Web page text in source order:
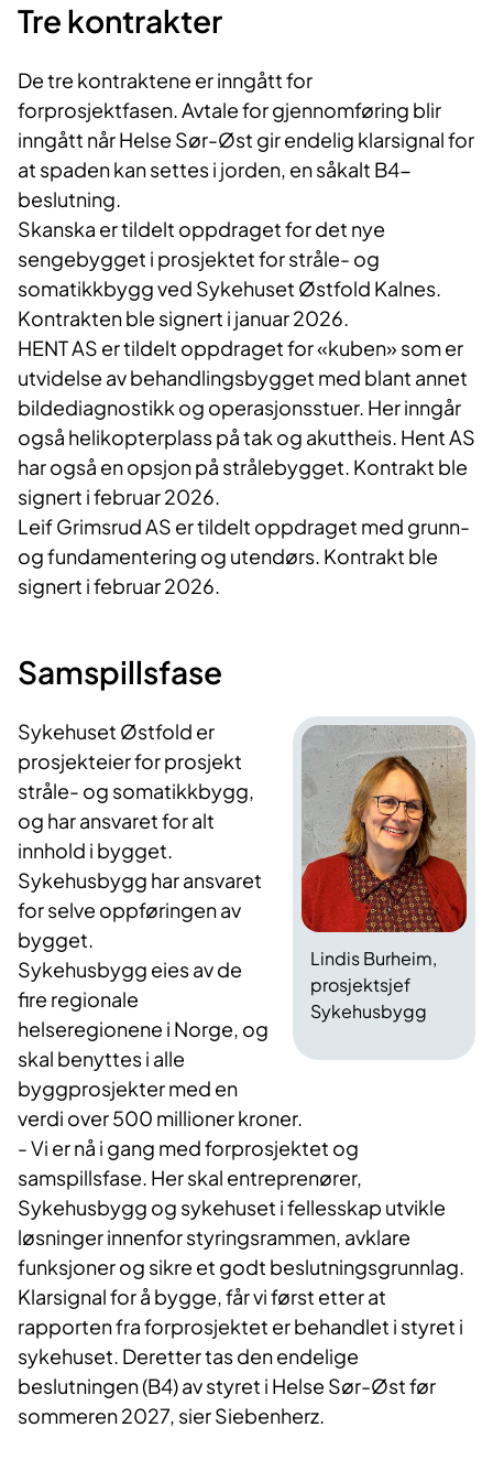
Tre kontrakter
De tre kontraktene er inngått for
forprosjektfasen. Avtale for gjennomføring blir
inngått når Helse Sør-Øst gir endelig klarsignal for
at spaden kan settes i jorden, en såkalt B4-
beslutning.
Skanska er tildelt oppdraget for det nye
sengebygget i prosjektet for stråle- og
somatikkbygg ved Sykehuset Østfold Kalnes.
Kontrakten ble signert i januar 2026.
HENT AS er tildelt oppdraget for «kuben» som er
utvidelse av behandlingsbygget med blant annet
bildediagnostikk og operasjonsstuer. Her inngår
også helikopterplass på tak og akuttheis. Hent AS
har også en opsjon på strålebygget. Kontrakt ble
signert i februar 2026.
Leif Grimsrud AS er tildelt oppdraget med grunn-
og fundamentering og utendørs. Kontrakt ble
signert i februar 2026.
Samspillsfase
Lindis Burheim,
prosjektsjef
Sykehusbygg
Sykehuset Østfold er
prosjekteier for prosjekt
stråle- og somatikkbygg,
og har ansvaret for alt
innhold i bygget.
Sykehusbygg har ansvaret
for selve oppføringen av
bygget.
Sykehusbygg eies av de
fire regionale
helseregionene i Norge, og
skal benyttes i alle
byggprosjekter med en
verdi over 500 millioner kroner.
- Vi er nå i gang med forprosjektet og
samspillsfase. Her skal entreprenører,
Sykehusbygg og sykehuset i fellesskap utvikle
løsninger innenfor styringsrammen, avklare
funksjoner og sikre et godt beslutningsgrunnlag.
Klarsignal for å bygge, får vi først etter at
rapporten fra forprosjektet er behandlet i styret i
sykehuset. Deretter tas den endelige
beslutningen (B4) av styret i Helse Sør-Øst før
sommeren 2027, sier Siebenherz.